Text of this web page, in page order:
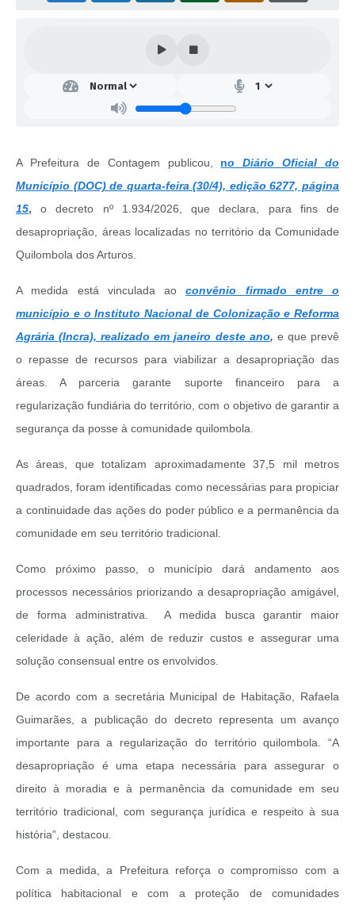
A Prefeitura de Contagem publicou, no Diário Oficial do
Município (DOC) de quarta-feira (30/4), edição 6277, página
15,o decreto nº 1.934/2026, que declara, para fins de
desapropriação, áreas localizadas no território da Comunidade
Quilombola dos Arturos.
A medida está vinculada ao
convênio firmado entre o
município e o Instituto Nacional de Colonização e Reforma
Agrária (Incra), realizado em janeiro deste ano, e que prevê
o repasse de recursos para viabilizar a desapropriação das
áreas. A parceria garante suporte financeiro para a
regularização fundiária do território, com o objetivo de garantir a
segurança da posse à comunidade quilombola.
As áreas, que totalizam aproximadamente 37,5 mil metros
quadrados, foram identificadas como necessárias para propiciar
a continuidade das ações do poder público e a permanência da
comunidade em seu território tradicional.
Como próximo passo, o município dará andamento aos
processos necessários priorizando a desapropriação amigável,
de forma administrativa. A medida busca garantir maior
celeridade à ação, além de reduzir custos e assegurar uma
solução consensual entre os envolvidos.
De acordo com a secretária Municipal de Habitação, Rafaela
Guimarães, a publicação do decreto representa um avanço
importante para a regularização do território quilombola. “A
desapropriação é uma etapa necessária para assegurar o
direito à moradia e à permanência da comunidade em seu
território tradicional, com segurança jurídica e respeito à sua
história”, destacou.
Com a medida, a Prefeitura reforça o compromisso com a
política habitacional e com a proteção de comunidades